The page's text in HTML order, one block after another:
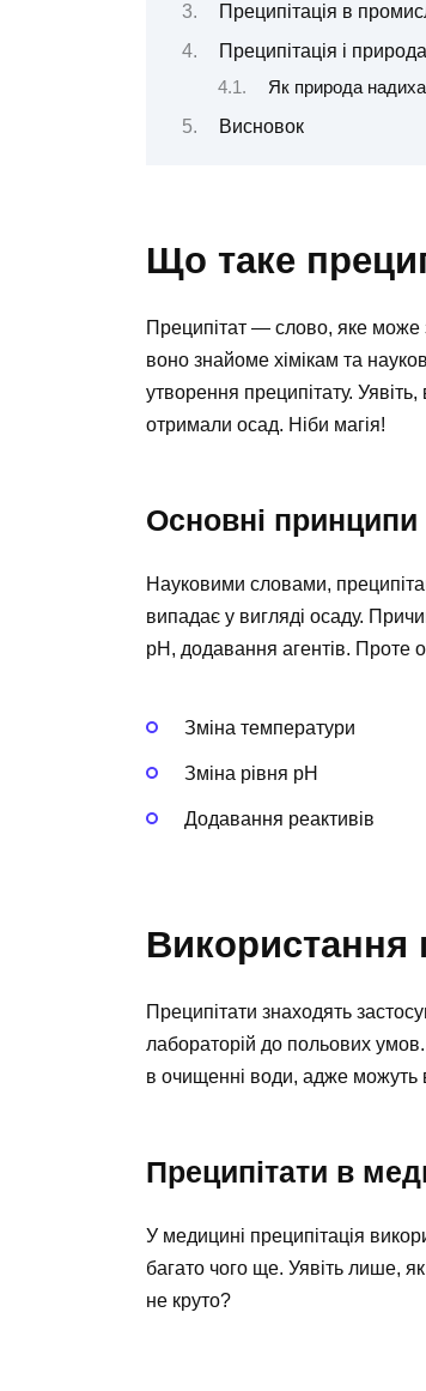
Преципітація в
Преципітація і природа
Як природа
Висновок
Що таке
Преципітат — слово, яке може
воно знайоме хімікам та
утворення преципітату.
отримали осад. Ніби магія!
Основні принципи
Науковими словами,
випадає у вигляді осаду.
pH, додавання агентів. Проте
Зміна температури
Зміна рівня pH
Додавання реактивів
Використання
Преципітати знаходять
лабораторій до польових
в очищенні води, адже можуть
Преципітати в
У медицині преципітація
багато чого ще. Уявіть лише,
не круто?